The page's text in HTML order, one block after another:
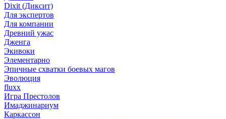
Dixit (Диксит)
Для экспертов
Для компании
Древний ужас
Дженга
Экивоки
Элементарно
Эпичные схватки боевых магов
Эволюция
fluxx
Игра Престолов
Имаджинариум
Каркассон